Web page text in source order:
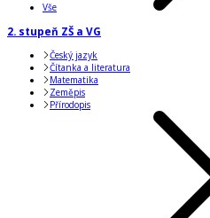
Vše
2. stupeň ZŠ a VG
Český jazyk
Čítanka a literatura
Matematika
Zeměpis
Přírodopis